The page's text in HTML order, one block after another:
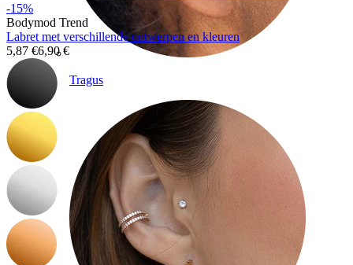
Tragus
-15%
Bodymod Trend
Labret met verschillende ontwerpen en kleuren
5,87 €6,90 €